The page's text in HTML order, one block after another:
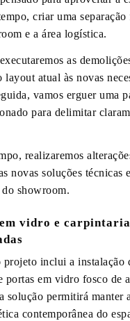
criar uma
e a área logística.
as
layout atual às novas
vamos erguer uma
para delimitar
realizaremos
novas soluções técnicas
showroom.
vidro e
projeto inclui a instalação
portas em vidro fosco de
solução permitirá manter
contemporânea do